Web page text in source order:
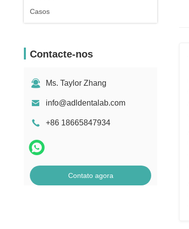
Casos
Contacte-nos
Ms. Taylor Zhang
info@adldentalab.com
+86 18665847934
Contato agora